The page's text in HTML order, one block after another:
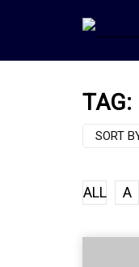
TAG:
SORT
ALL A